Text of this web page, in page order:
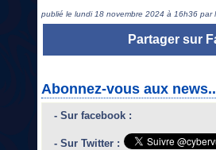
publié le lundi 18 novembre 2024 à 16h36 par
Partager sur
Abonnez-vous aux
- Sur facebook :
- Sur Twitter :